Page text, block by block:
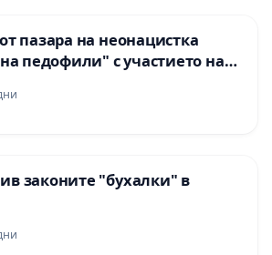
пазара на неонацистка
педофили" с участието на
законите "бухалки" в